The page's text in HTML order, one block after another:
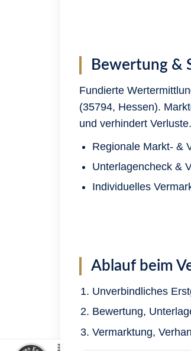
Bewertung &
Fundierte
(35794, Hessen).
und verhindert Verluste.
Regionale Markt- &
Unterlagencheck &
Individuelles
Ablauf beim
Unverbindliches
Bewertung,
Vermarktung,